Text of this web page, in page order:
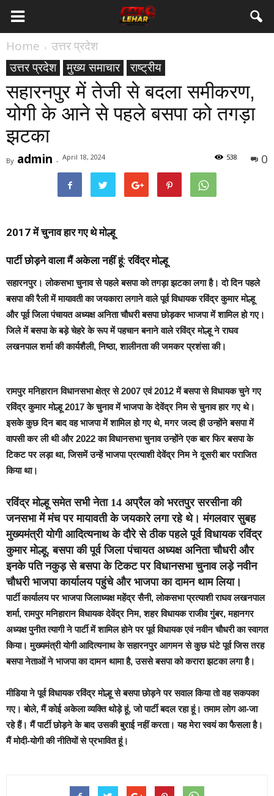
Home
उत्तर प्रदेश
उत्तर प्रदेश
मुख्य समाचार राष्ट्रीय
सहारनपुर में तेजी से बदला समीकरण,
योगी के आने से पहले बसपा को तगड़ा
झटका
By admin - April 18, 2024 0
538
2017 में चुनाव हार गए थे मोल्हू
पार्टी छोड़ने वाला मैं अकेला नहीं हूं: रविंद्र मोल्हू
सहारनपुर। लोकसभा चुनाव से पहले बसपा को तगड़ा झटका लगा है। दो दिन पहले
बसपा की रैली में मायावती का जयकारा लगाने वाले पूर्व विधायक रविंद्र कुमार मोल्हू
और पूर्व जिला पंचायत अध्यक्ष अनिता चौधरी बसपा छोड़कर भाजपा में शामिल हो गए।
जिले में बसपा के बड़े चेहरे के रूप में पहचान बनाने वाले रविंद्र मोल्हू ने राघव
लखनपाल शर्मा की कार्यशैली, निष्ठा, शालीनता की जमकर प्रशंसा की।
रामपुर मनिहारान विधानसभा क्षेत्र से 2007 एवं 2012 में बसपा से विधायक चुने गए
रविंद्र कुमार मोल्हू 2017 के चुनाव में भाजपा के देवेंद्र निम से चुनाव हार गए थे।
इसके कुछ दिन बाद वह भाजपा में शामिल हो गए थे, मगर जल्द ही उन्होंने बसपा में
वापसी कर ली थी और 2022 का विधानसभा चुनाव उन्होंने एक बार फिर बसपा के
टिकट पर लड़ा था, जिसमें उन्हें भाजपा प्रत्याशी देवेंद्र निम ने दूसरी बार पराजित
किया था।
रविंद्र मोल्हू समेत सभी नेता 14 अप्रैल को भरतपुर सरसीना की
जनसभा में मंच पर मायावती के जयकारे लगा रहे थे। मंगलवार सुबह
मुख्यमंत्री योगी आदित्यनाथ के दौरे से ठीक पहले पूर्व विधायक रविंद्र
कुमार मोल्हू, बसपा की पूर्व जिला पंचायत अध्यक्ष अनिता चौधरी और
इनके पति नकुड़ से बसपा के टिकट पर विधानसभा चुनाव लड़े नवीन
चौधरी भाजपा कार्यालय पहुंचे और भाजपा का दामन थाम लिया।
पार्टी कार्यालय पर भाजपा जिलाध्यक्ष महेंद्र सैनी, लोकसभा प्रत्याशी राघव लखनपाल
शर्मा, रामपुर मनिहारान विधायक देवेंद्र निम, शहर विधायक राजीव गुंबर, महानगर
अध्यक्ष पुनीत त्यागी ने पार्टी में शामिल होने पर पूर्व विधायक एवं नवीन चौधरी का स्वागत
किया। मुख्यमंत्री योगी आदित्यनाथ के सहारनपुर आगमन से कुछ घंटे पूर्व जिस तरह
बसपा नेताओं ने भाजपा का दामन थामा है, उससे बसपा को करारा झटका लगा है।
मीडिया ने पूर्व विधायक रविंद्र मोल्हू से बसपा छोड़ने पर सवाल किया तो वह सकपका
गए। बोले, मैं कोई अकेला व्यक्ति थोड़े हूं, जो पार्टी बदल रहा हूं। तमाम लोग आ-जा
रहे हैं। मैं पार्टी छोड़ने के बाद उसकी बुराई नहीं करता। यह मेरा स्वयं का फैसला है।
मैं मोदी-योगी की नीतियों से प्रभावित हूं।